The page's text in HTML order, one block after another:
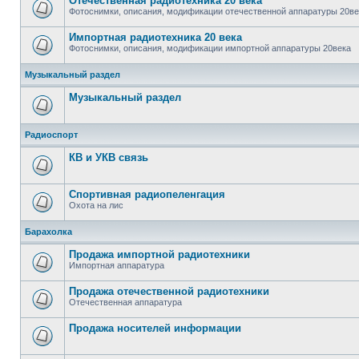
Фотоснимки, описания, модификации отечественной аппаратуры
Импортная радиотехника 20 века
Фотоснимки, описания, модификации импортной аппаратуры 20века
Музыкальный раздел
Музыкальный раздел
Радиоспорт
КВ и УКВ связь
Спортивная радиопеленгация
Охота на лис
Барахолка
Продажа импортной радиотехники
Импортная аппаратура
Продажа отечественной радиотехники
Отечественная аппаратура
Продажa носителей информации